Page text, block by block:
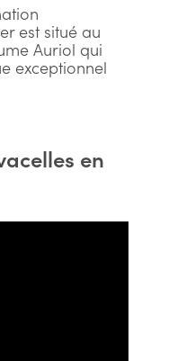
est situé au
Auriol qui
exceptionnel
en